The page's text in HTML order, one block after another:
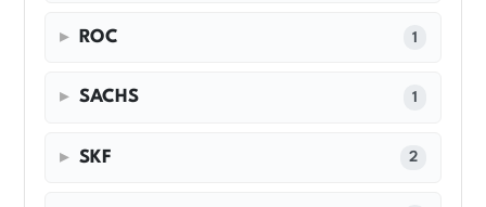
ROC 1
SACHS 1
SKF 2